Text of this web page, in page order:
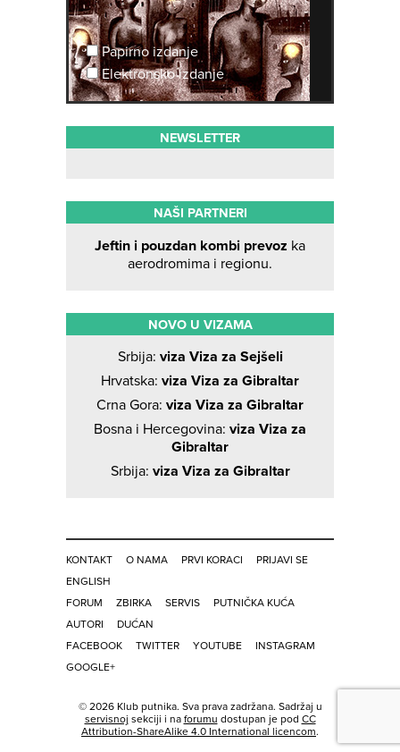
Papirno izdanje
Elektronsko izdanje
NEWSLETTER
NAŠI PARTNERI
Jeftin i pouzdan kombi prevoz ka
aerodromima i regionu.
NOVO U VIZAMA
Srbija: viza Viza za Sejšeli
Hrvatska: viza Viza za Gibraltar
Crna Gora: viza Viza za Gibraltar
Bosna i Hercegovina: viza Viza za
Gibraltar
Srbija: viza Viza za Gibraltar
KONTAKT O NAMA PRVI KORACI
PRIJAVI SE
ENGLISH
FORUM
ZBIRKA SERVIS
PUTNIČKA KUĆA
AUTORI
DUĆAN
FACEBOOK
TWITTER YOUTUBE
INSTAGRAM
GOOGLE+
© 2026 Klub putnika. Sva prava zadržana. Sadržaj u
servisnoj sekciji i na forumu dostupan je pod CC
Attribution-ShareAlike 4.0 International licencom.